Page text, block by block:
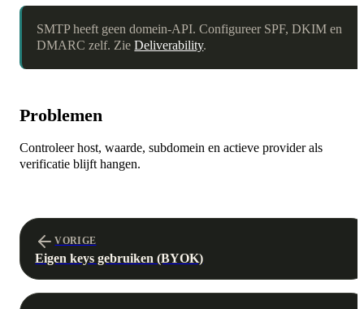
SMTP heeft geen domein-API. Configureer SPF, DKIM en
DMARC zelf. ZieDeliverability.
Problemen
Controleer host, waarde, subdomein en actieve provider als
verificatie blijft hangen.
VORIGE
Eigen keys gebruiken (BYOK)